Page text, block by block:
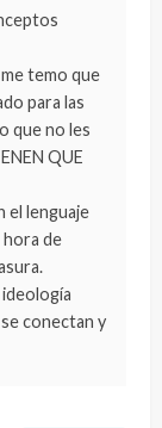
temo que
para las
que no les
QUE
el lenguaje
hora de
ideología
conectan y